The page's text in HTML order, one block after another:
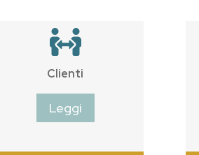

Clienti
Leggi